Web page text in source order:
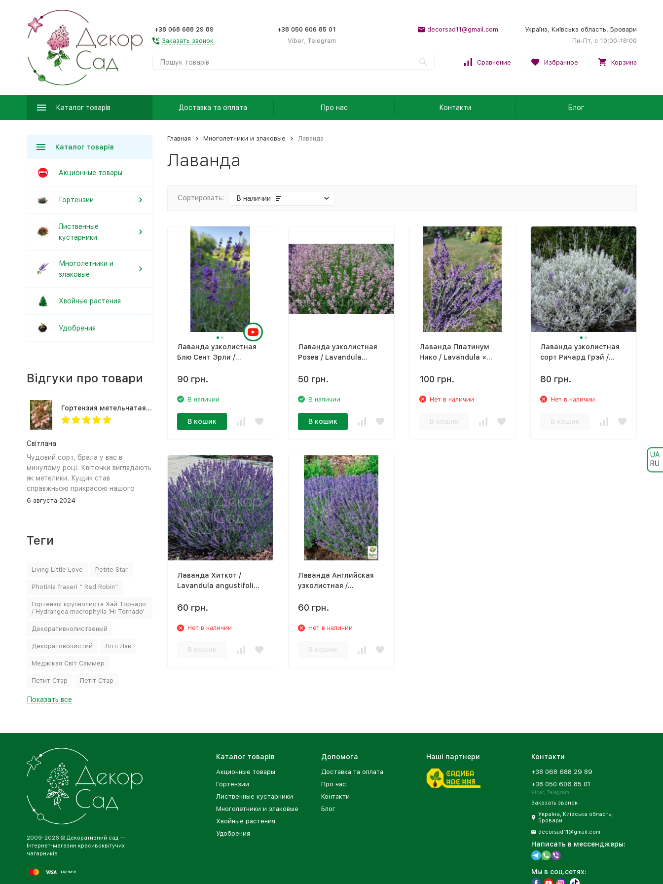
UA
RU
+38 068 688 29 89
Заказать звонок
+38 050 606 85 01
Viber, Telegram
decorsad11@gmail.com
Україна, Київська область, Бровари
Пн-Пт, с 10:00-18:00
Сравнение Избранное Корзина
Каталог товарів Доставка та оплата Про нас Контакти Блог
Главная Многолетники и злаковые Лаванда
Лаванда
Сортировать: В наличии
Лаванда узколистная
Блю Сент Эрли /
'Blue Scent Early'
90 грн.
В наличии
В кошик
Лаванда узколистная
Розеа / Lavandula
50 грн.
В наличии
В кошик
Лаванда Платинум
Нико / Lavandula ×
100 грн.
Нет в наличии
В кошик
Лаванда узколистная
сорт Ричард Грэй /
80 грн.
Нет в наличии
В кошик
Лаванда Хиткот /
Lavandula angustifolia
60 грн.
Нет в наличии
В кошик
Лаванда Английская
узколистная /
60 грн.
Нет в наличии
В кошик
Каталог товарів
Акционные товары
Гортензии
Лиственные
кустарники
Многолетники и
злаковые
Хвойные растения
Удобрения
Відгуки про товари
Гортензия метельчатая Вимс Ред /Hydrangea paniculata Wim's Red
Світлана
Чудовий сорт, брала у вас в
минулому році. Квіточки виглядають
як метелики. Кущик став
справжньою прикрасою нашого
саду. Щиро дякую)
6 августа 2024
Теги
Living Little Love Petite Star
Photinia fraseri “ Red Robin”
Гортензія крупнолиста Хай Торнадо
/ Hydrangea macrophylla 'Hi Tornado'
Декоративнолиственый
Декоратоволистий Літл Лав
Меджікал Світ Саммер
Петит Стар Петіт Стар
Показать все
2009-2026 © Декоративний сад —
Інтернет-магазин красивоквітучих
чагарників
Каталог товарів
Акционные товары
Гортензии
Лиственные кустарники
Многолетники и злаковые
Хвойные растения
Удобрения
Допомога
Доставка та оплата
Про нас
Контакти
Блог
Наші партнери Контакти
+38 068 688 29 89
+38 050 606 85 01
Viber, Telegram
Заказать звонок
Україна, Київська область,
Бровари
decorsad11@gmail.com
Написать в мессенджеры:
Мы в соц.сетях: